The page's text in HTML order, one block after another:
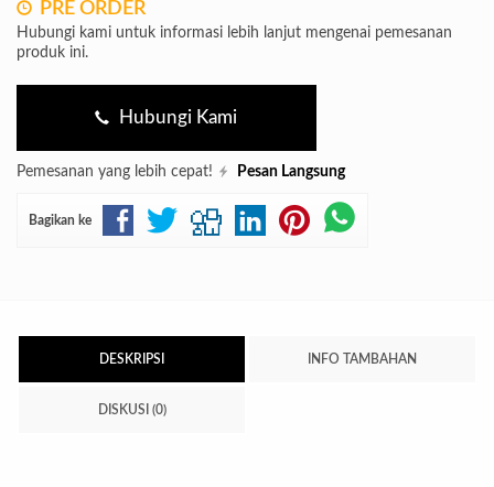
PRE ORDER
Hubungi kami untuk informasi lebih lanjut mengenai pemesanan
produk ini.
Hubungi Kami
Pemesanan yang lebih cepat! Pesan Langsung
Bagikan ke
DESKRIPSI INFO TAMBAHAN
DISKUSI (0)